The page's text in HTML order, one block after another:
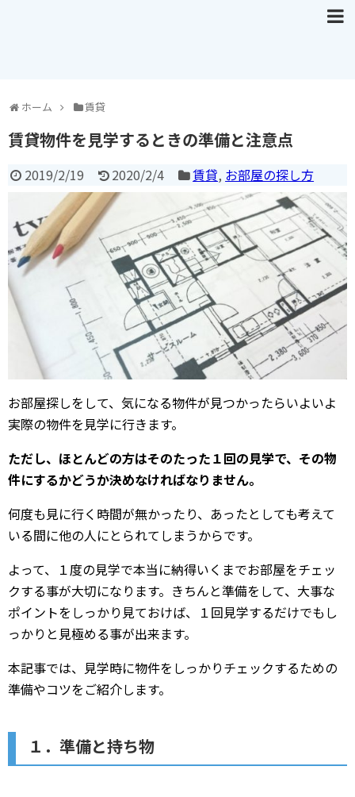
ホーム 賃貸
賃貸物件を見学するときの準備と注意点
2019/2/19 2020/2/4 賃貸, お部屋の探し方
お部屋探しをして、気になる物件が見つかったらいよいよ
実際の物件を見学に行きます。
ただし、ほとんどの方はそのたった１回の見学で、その物
件にするかどうか決めなければなりません。
何度も見に行く時間が無かったり、あったとしても考えて
いる間に他の人にとられてしまうからです。
よって、１度の見学で本当に納得いくまでお部屋をチェッ
クする事が大切になります。きちんと準備をして、大事な
ポイントをしっかり見ておけば、１回見学するだけでもし
っかりと見極める事が出来ます。
本記事では、見学時に物件をしっかりチェックするための
準備やコツをご紹介します。
１．準備と持ち物